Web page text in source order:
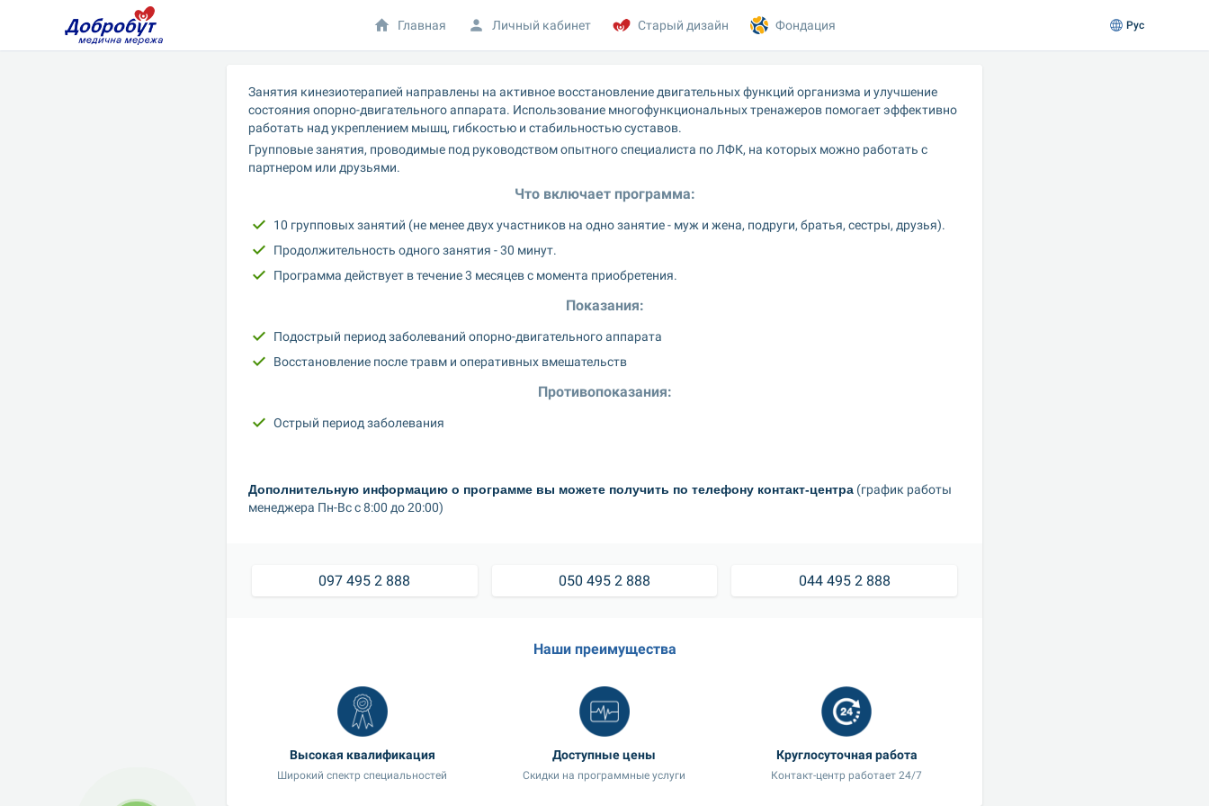
Занятия кинезиотерапией направлены на активное восстановление двигательных функций организма и улучшение
состояния опорно-двигательного аппарата. Использование многофункциональных тренажеров помогает эффективно
работать над укреплением мышц, гибкостью и стабильностью суставов.
Групповые занятия, проводимые под руководством опытного специалиста по ЛФК, на которых можно работать с
партнером или друзьями.
Что включает программа:
10 групповых занятий (не менее двух участников на одно занятие - муж и жена, подруги, братья, сестры, друзья).
Продолжительность одного занятия - 30 минут.
Программа действует в течение 3 месяцев с момента приобретения.
Показания:
Подострый период заболеваний опорно-двигательного аппарата
Восстановление после травм и оперативных вмешательств
Противопоказания:
Острый период заболевания
Дополнительную информацию о программе вы можете получить по телефону контакт-центра (график работы
менеджера Пн-Вс с 8:00 до 20:00)
097 495 2 888 050 495 2 888 044 495 2 888
Наши преимущества
Высокая квалификация
Широкий спектр специальностей
Доступные цены
Скидки на программные услуги
Круглосуточная работа
Контакт-центр работает 24/7
Главная Личный кабинет Старый дизайн Фондация Рус